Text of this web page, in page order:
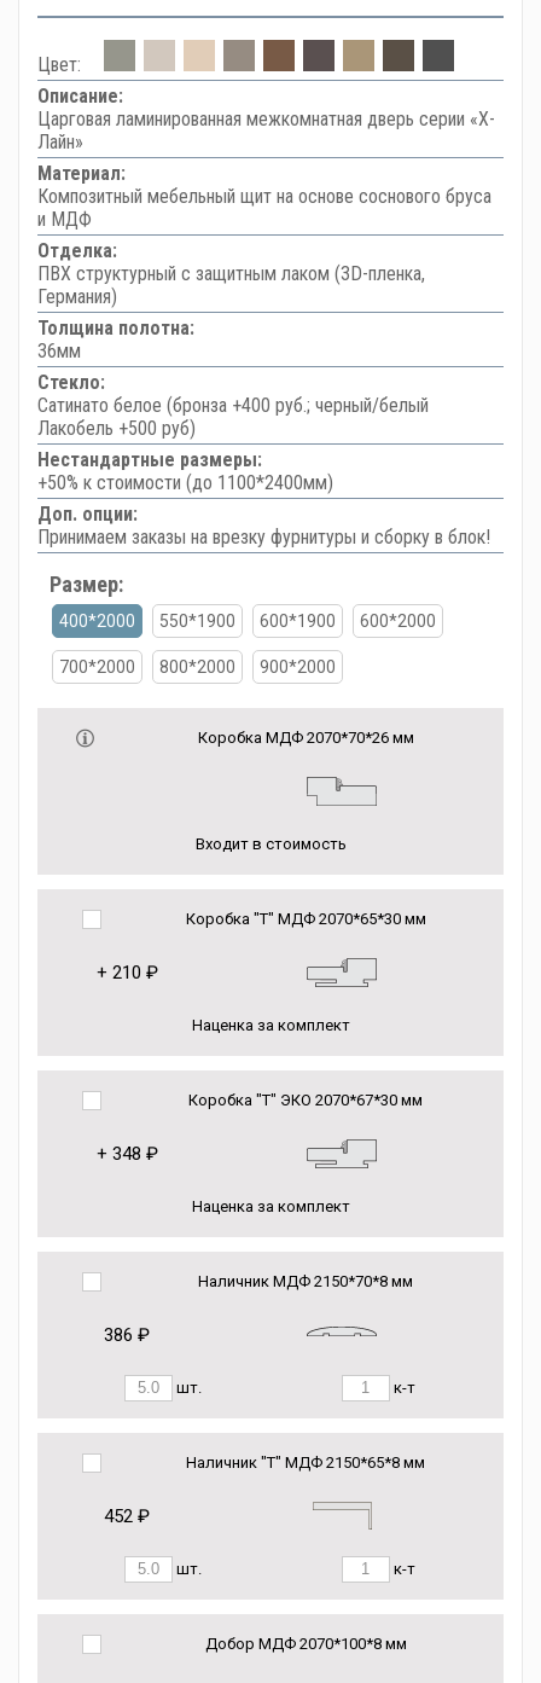
Цвет:
Описание:
Царговая ламинированная межкомнатная дверь серии «Х-
Лайн»
Материал:
Композитный мебельный щит на основе соснового бруса
и МДФ
Отделка:
ПВХ структурный с защитным лаком (3D-пленка,
Германия)
Толщина полотна:
36мм
Стекло:
Сатинато белое (бронза +400 руб.; черный/белый
Лакобель +500 руб)
Нестандартные размеры:
+50% к стоимости (до 1100*2400мм)
Доп. опции:
Принимаем заказы на врезку фурнитуры и сборку в блок!
Размер:
400*2000 550*1900 600*1900 600*2000
700*2000 800*2000 900*2000
Коробка МДФ 2070*70*26 мм
Входит в стоимость
Коробка "Т" МДФ 2070*65*30 мм
+ 210 ₽
Наценка за комплект
Коробка "Т" ЭКО 2070*67*30 мм
+ 348 ₽
Наценка за комплект
Наличник МДФ 2150*70*8 мм
386 ₽
шт. к-т
Наличник "Т" МДФ 2150*65*8 мм
452 ₽
шт. к-т
Добор МДФ 2070*100*8 мм